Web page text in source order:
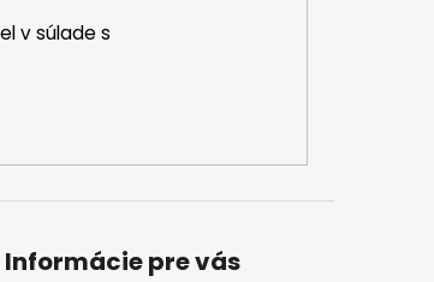
v súlade s
Informácie pre vás